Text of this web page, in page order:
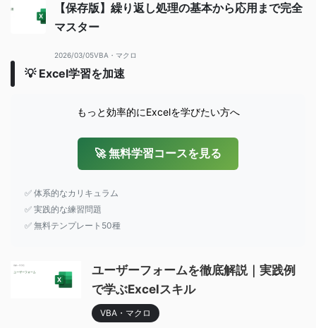
【保存版】繰り返し処理の基本から応用まで完全
マスター
2026/03/05VBA・マクロ
💡 Excel学習を加速
もっと効率的にExcelを学びたい方へ
🚀 無料学習コースを見る
✅ 体系的なカリキュラム
✅ 実践的な練習問題
✅ 無料テンプレート50種
ユーザーフォームを徹底解説｜実践例
で学ぶExcelスキル
VBA・マクロ